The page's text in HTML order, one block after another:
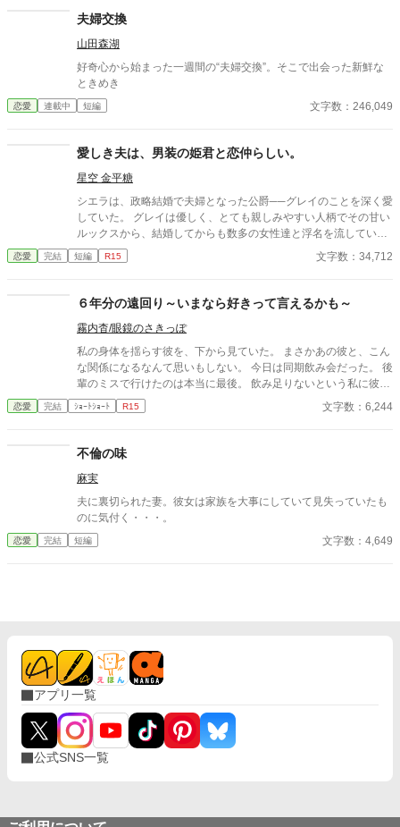
夫婦交換
山田森湖
好奇心から始まった一週間の“夫婦交換”。そこで出会った新鮮な
ときめき
恋愛 連載中 短編 文字数：246,049
愛しき夫は、男装の姫君と恋仲らしい。
星空 金平糖
シエラは、政略結婚で夫婦となった公爵──グレイのことを深く愛
していた。 グレイは優しく、とても親しみやすい人柄でその甘い
ルックスから、結婚してからも数多の女性達と浮名を流してい
た。 それでもシエラは、グレイが囁いてくれる「私が愛している
のは、あなただけだよ」その言葉を信じ、彼と夫婦であれること
の少年と親密な様子で、王宮の庭を散策している場面を目撃して
しまう。当初はどこかの令息に王宮案内をしているだけだと考え
ていたシエラだったが、実はその少年が王女─ディアナであると
判明する。 聞くところによるとディアナとグレイは昔から想い会
っていた。 ディアナはグレイが結婚してからも、健気に男装まで
してグレイに会いに来ては逢瀬を重ねているという。 ──……私
グレイとはいられない」と絶望する……。
恋愛 完結 短編 R15 文字数：34,712
６年分の遠回り～いまなら好きって言えるかも～
霧内杳/眼鏡のさきっぽ
私の身体を揺らす彼を、下から見ていた。 まさかあの彼と、こん
な関係になるなんて思いもしない。 今日は同期飲み会だった。 後
輩のミスで行けたのは本当に最後。 飲み足りないという私に彼は
付き合ってくれた。 彼とは入社当時、部署は違ったが同じ仕事に
携わっていた。 きっとあの頃のわたしは、彼が好きだったんだと
のせいで、その一線は越えられなかった。 でも、あれから変わっ
pixivID:11163077
恋愛 完結 ｼｮｰﾄｼｮｰﾄ R15 文字数：6,244
不倫の味
麻実
夫に裏切られた妻。彼女は家族を大事にしていて見失っていたも
のに気付く・・・。
恋愛 完結 短編 文字数：4,649
アプリ一覧
公式SNS一覧